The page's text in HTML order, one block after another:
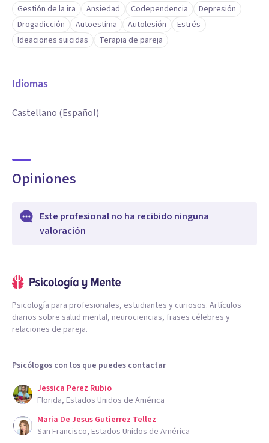
Gestión de la ira Ansiedad Codependencia
Depresión
Drogadicción
Autoestima Autolesión
Estrés
Ideaciones suicidas
Terapia de pareja
Idiomas
Castellano (Español)
Opiniones
Este profesional no ha recibido ninguna
valoración
Psicología para profesionales, estudiantes y curiosos. Artículos
diarios sobre salud mental, neurociencias, frases célebres y
relaciones de pareja.
Psicólogos con los que puedes contactar
Jessica Perez Rubio
Florida, Estados Unidos de América
Maria De Jesus Gutierrez Tellez
San Francisco, Estados Unidos de América